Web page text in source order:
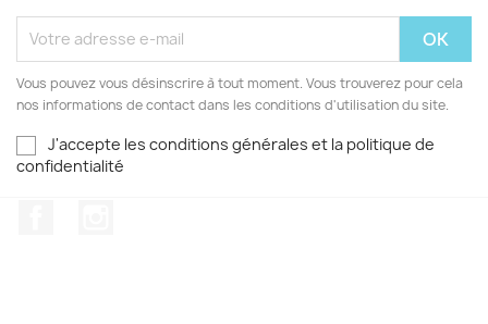
Vous pouvez vous désinscrire à tout moment. Vous trouverez pour cela
nos informations de contact dans les conditions d'utilisation du site.
J'accepte les conditions générales et la politique de
confidentialité